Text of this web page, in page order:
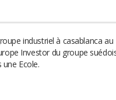
industriel à casablanca
Investor du groupe
Ecole.